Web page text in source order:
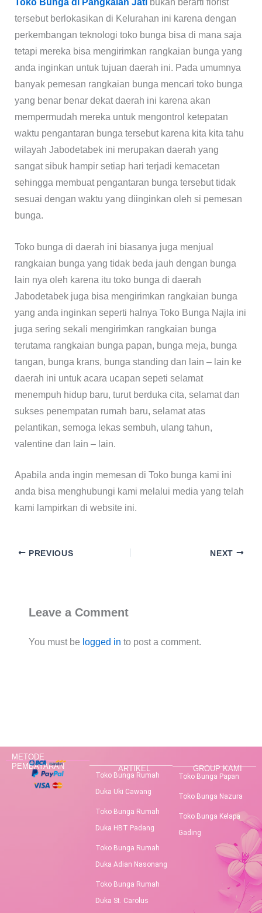
Toko Bunga di Pangkalan Jatibukan berarti florist
tersebut berlokasikan di Kelurahan ini karena dengan
perkembangan teknologi toko bunga bisa di mana saja
tetapi mereka bisa mengirimkan rangkaian bunga yang
anda inginkan untuk tujuan daerah ini. Pada umumnya
banyak pemesan rangkaian bunga mencari toko bunga
yang benar benar dekat daerah ini karena akan
mempermudah mereka untuk mengontrol ketepatan
waktu pengantaran bunga tersebut karena kita kita tahu
wilayah Jabodetabek ini merupakan daerah yang
sangat sibuk hampir setiap hari terjadi kemacetan
sehingga membuat pengantaran bunga tersebut tidak
sesuai dengan waktu yang diinginkan oleh si pemesan
bunga.
Toko bunga di daerah ini biasanya juga menjual
rangkaian bunga yang tidak beda jauh dengan bunga
lain nya oleh karena itu toko bunga di daerah
Jabodetabek juga bisa mengirimkan rangkaian bunga
yang anda inginkan seperti halnya Toko Bunga Najla ini
juga sering sekali mengirimkan rangkaian bunga
terutama rangkaian bunga papan, bunga meja, bunga
tangan, bunga krans, bunga standing dan lain – lain ke
daerah ini untuk acara ucapan sepeti selamat
menempuh hidup baru, turut berduka cita, selamat dan
sukses penempatan rumah baru, selamat atas
pelantikan, semoga lekas sembuh, ulang tahun,
valentine dan lain – lain.
Apabila anda ingin memesan di Toko bunga kami ini
anda bisa menghubungi kami melalui media yang telah
kami lampirkan di website ini.
PREVIOUS NEXT
Leave a Comment
You must be logged in to post a comment.
METODE
PEMBAYARAN
ARTIKEL
Toko Bunga Rumah
Duka Uki Cawang
Toko Bunga Rumah
Duka HBT Padang
Toko Bunga Rumah
Duka Adian Nasonang
Toko Bunga Rumah
Duka St. Carolus
GROUP KAMI
Toko Bunga Papan
Toko Bunga Nazura
Toko Bunga Kelapa
Gading